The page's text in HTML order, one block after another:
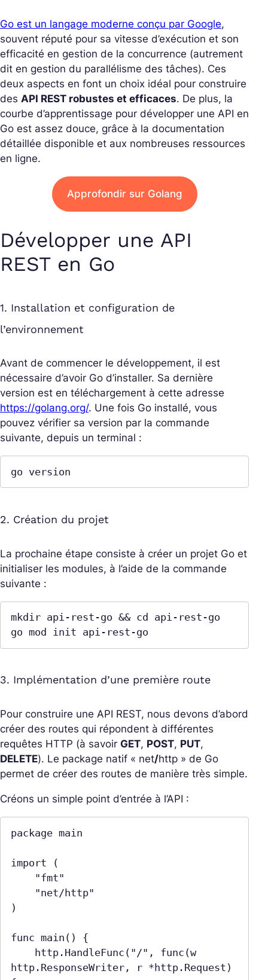
Go est un langage moderne conçu par Google,
souvent réputé pour sa vitesse d’exécution et son
efficacité en gestion de la concurrence (autrement
dit en gestion du parallélisme des tâches). Ces
deux aspects en font un choix idéal pour construire
des API REST robustes et efficaces. De plus, la
courbe d’apprentissage pour développer une API en
Go est assez douce, grâce à la documentation
détaillée disponible et aux nombreuses ressources
en ligne.
Approfondir sur Golang
Développer une API
REST en Go
1. Installation et configuration de
l’environnement
Avant de commencer le développement, il est
nécessaire d’avoir Go d’installer. Sa dernière
version est en téléchargement à cette adresse
https://golang.org/. Une fois Go installé, vous
pouvez vérifier sa version par la commande
suivante, depuis un terminal :
go version
2. Création du projet
La prochaine étape consiste à créer un projet Go et
initialiser les modules, à l’aide de la commande
suivante :
mkdir api-rest-go && cd api-rest-go
go mod init api-rest-go
3. Implémentation d’une première route
Pour construire une API REST, nous devons d’abord
créer des routes qui répondent à différentes
requêtes HTTP (à savoir GET, POST, PUT,
DELETE). Le package natif « net/http » de Go
permet de créer des routes de manière très simple.
Créons un simple point d’entrée à l’API :
package main
import (
)
func main() {
http.ResponseWriter, r *http.Request)